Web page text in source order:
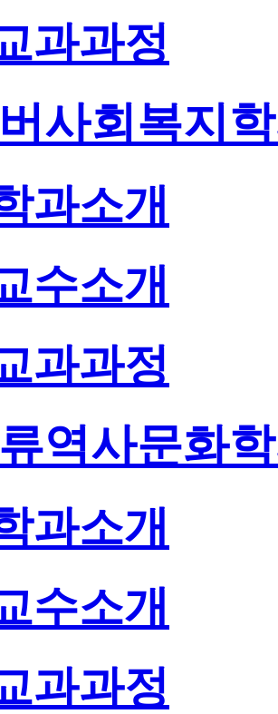
과과정
사회복지
과소개
수소개
과과정
역사문화
과소개
수소개
과과정